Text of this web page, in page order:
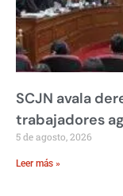
SCJN avala
trabajadores
5 de agosto, 2026
Leer más »